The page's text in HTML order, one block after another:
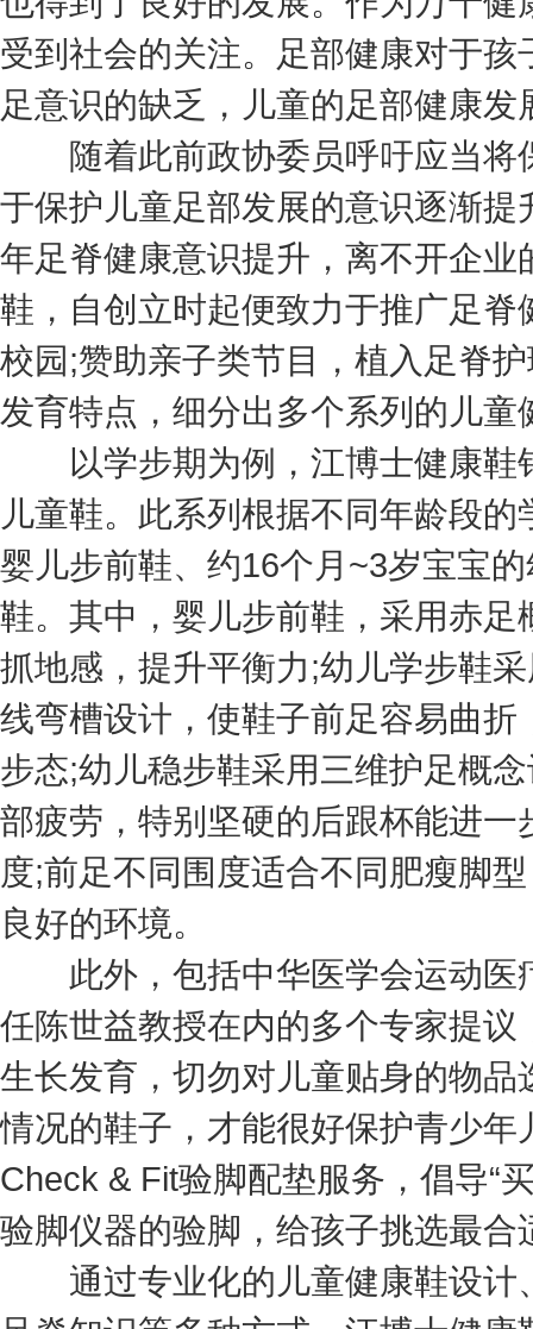
受到社会的关注。足部健康对于
足意识的缺乏，儿童的足部健康发
随着此前政协委员呼吁应当将
于保护儿童足部发展的意识逐渐
年足脊健康意识提升，离不开企
鞋，自创立时起便致力于推广足
校园;赞助亲子类节目，植入足脊
发育特点，细分出多个系列的儿童
以学步期为例，江博士健康鞋
儿童鞋。此系列根据不同年龄段
婴儿步前鞋、约16个月~3岁宝宝
鞋。其中，婴儿步前鞋，采用赤
抓地感，提升平衡力;幼儿学步鞋
线弯槽设计，使鞋子前足容易曲
步态;幼儿稳步鞋采用三维护足概
部疲劳，特别坚硬的后跟杯能进
度;前足不同围度适合不同肥瘦脚
良好的环境。
此外，包括中华医学会运动医
任陈世益教授在内的多个专家提
生长发育，切勿对儿童贴身的物
情况的鞋子，才能很好保护青少
Check & Fit验脚配垫服务，倡导“
验脚仪器的验脚，给孩子挑选最
通过专业化的儿童健康鞋设计